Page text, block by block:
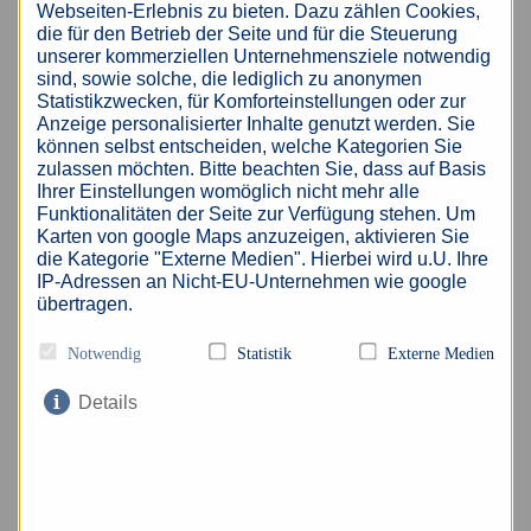
Jörg Zschache
Gebietsleiter
NACHRICHT
SCHREIBEN
Nele-Marie Leh
Niederlassungsleiterin
NACHRICHT
SCHREIBEN
Christian Knolle
Personaldisponent
NACHRICHT
SCHREIBEN
Christian Schmoll
Personaldisponent
SCHREIBEN
Webseiten-Erlebnis zu bieten. Dazu zählen Cookies,
die für den Betrieb der Seite und für die Steuerung
unserer kommerziellen Unternehmensziele notwendig
sind, sowie solche, die lediglich zu anonymen
Statistikzwecken, für Komforteinstellungen oder zur
Anzeige personalisierter Inhalte genutzt werden. Sie
können selbst entscheiden, welche Kategorien Sie
zulassen möchten. Bitte beachten Sie, dass auf Basis
Ihrer Einstellungen womöglich nicht mehr alle
Funktionalitäten der Seite zur Verfügung stehen. Um
Karten von google Maps anzuzeigen, aktivieren Sie
die Kategorie "Externe Medien". Hierbei wird u.U. Ihre
IP-Adressen an Nicht-EU-Unternehmen wie google
übertragen.
Notwendig Statistik Externe Medien
Details